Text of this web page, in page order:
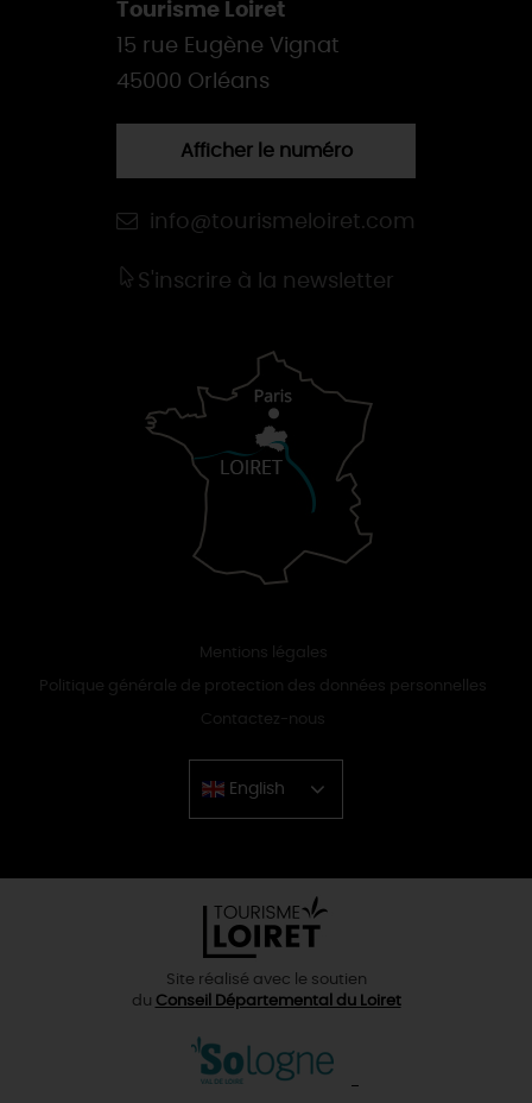
Tourisme Loiret
15 rue Eugène Vignat
45000 Orléans
Afficher le numéro
info@tourismeloiret.com
S'inscrire à la newsletter
Mentions légales
Politique générale de protection des données personnelles
Contactez-nous
English
Chinese
Site réalisé avec le soutien
du Conseil Départemental du Loiret